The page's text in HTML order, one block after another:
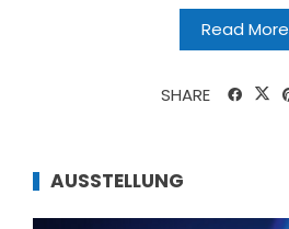
Read More
SHARE
AUSSTELLUNG